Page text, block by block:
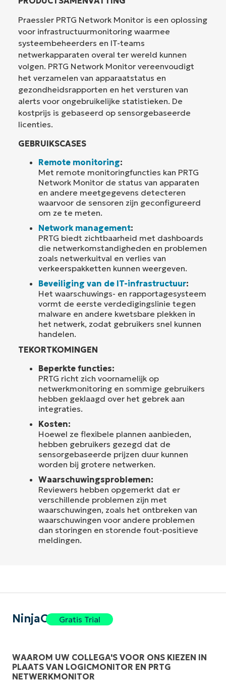
Praessler PRTG Network Monitor is een oplossing
voor infrastructuurmonitoring waarmee
systeembeheerders en IT-teams
netwerkapparaten overal ter wereld kunnen
volgen. PRTG Network Monitor vereenvoudigt
het verzamelen van apparaatstatus en
gezondheidsrapporten en het versturen van
alerts voor ongebruikelijke statistieken. De
kostprijs is gebaseerd op sensorgebaseerde
licenties.
GEBRUIKSCASES
Remote monitoring:
Met remote monitoringfuncties kan PRTG
Network Monitor de status van apparaten
en andere meetgegevens detecteren
waarvoor de sensoren zijn geconfigureerd
om ze te meten.
Network management:
PRTG biedt zichtbaarheid met dashboards
die netwerkomstandigheden en problemen
zoals netwerkuitval en verlies van
verkeerspakketten kunnen weergeven.
Beveiliging van de IT-infrastructuur:
Het waarschuwings- en rapportagesysteem
vormt de eerste verdedigingslinie tegen
malware en andere kwetsbare plekken in
het netwerk, zodat gebruikers snel kunnen
handelen.
TEKORTKOMINGEN
Beperkte functies:
PRTG richt zich voornamelijk op
netwerkmonitoring en sommige gebruikers
hebben geklaagd over het gebrek aan
integraties.
Kosten:
Hoewel ze flexibele plannen aanbieden,
hebben gebruikers gezegd dat de
sensorgebaseerde prijzen duur kunnen
worden bij grotere netwerken.
Waarschuwingsproblemen:
Reviewers hebben opgemerkt dat er
verschillende problemen zijn met
waarschuwingen, zoals het ontbreken van
waarschuwingen voor andere problemen
dan storingen en storende fout-positieve
meldingen.
NinjaOneGratis Trial
WAAROM UW COLLEGA'S VOOR ONS KIEZEN IN
PLAATS VAN LOGICMONITOR EN PRTG
NETWERKMONITOR